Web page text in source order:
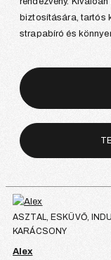
biztosítására, tartós
strapabíró és
ASZTAL, ESKÜVŐ,
KARÁCSONY
Alex